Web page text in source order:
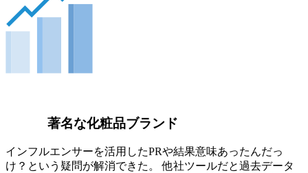
著名な化粧品ブランド
インフルエンサーを活用したPRや結果意味あったんだっ
け？という疑問が解消できた。 他社ツールだと過去データ